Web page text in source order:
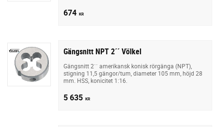
674 KR
Gängsnitt NPT 2´´ Völkel
Gängsnitt 2´´ amerikansk konisk rörgänga (NPT),
stigning 11,5 gängor/tum, diameter 105 mm, höjd 28
mm. HSS, konicitet 1:16.
5 635 KR